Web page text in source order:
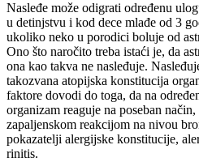
Nasleđe može odigrati određenu
u detinjstvu i kod dece mlađe od 3
ukoliko neko u porodici boluje od
Ono što naročito treba istaći je, da
ona kao takva ne nasleđuje.
takozvana atopijska konstitucija
faktore dovodi do toga, da na
organizam reaguje na poseban
zapaljenskom reakcijom na nivou
pokazatelji alergijske konstitucije,
rinitis.